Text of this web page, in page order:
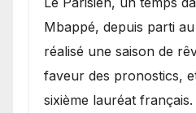
Mbappé, depuis parti
réalisé une saison de
faveur des pronostics,
sixième lauréat français.